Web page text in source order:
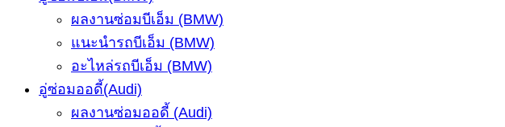
ผลงานซ่อมบีเอ็ม (BMW)
แนะนำรถบีเอ็ม (BMW)
อะไหล่รถบีเอ็ม (BMW)
อู่ซ่อมออดี้(Audi)
ผลงานซ่อมออดี้ (Audi)